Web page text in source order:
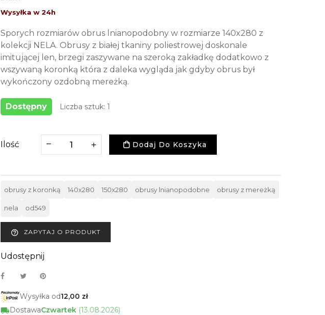
Sporych rozmiarów obrus lnianopodobny w rozmiarze 140x280 z
kolekcji NELA. Obrusy z białej tkaniny poliestrowej doskonale
imitującej len, brzegi zaszywane na szeroką zakładkę dodatkowo z
wszywaną koronką która z daleka wygląda jak gdyby obrus był
wykończony ozdobną mereżką.
Dostępny Liczba sztuk: 1
Ilość Dodaj Do Koszyka
obrusy z koronką 140x280 150x280 obrusy lnianopodobne obrusy z mereżką
nela od549
help_outline ZAPYTAJ O PRODUKT
Udostępnij
Wysyłka od12,00 zł
DostawaCzwartek (13.08.2026)